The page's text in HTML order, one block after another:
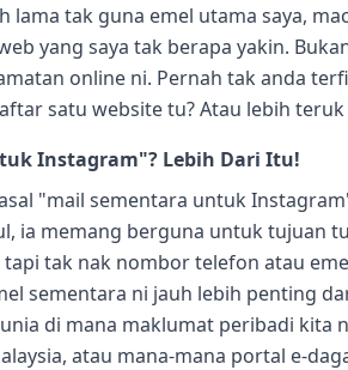
lama tak guna emel utama saya,
yang saya tak berapa yakin.
online ni. Pernah tak anda
satu website tu? Atau lebih teruk
Instagram"? Lebih Dari Itu!
"mail sementara untuk
ia memang berguna untuk tujuan
tak nak nombor telefon atau
sementara ni jauh lebih penting
di mana maklumat peribadi kita
atau mana-mana portal e-